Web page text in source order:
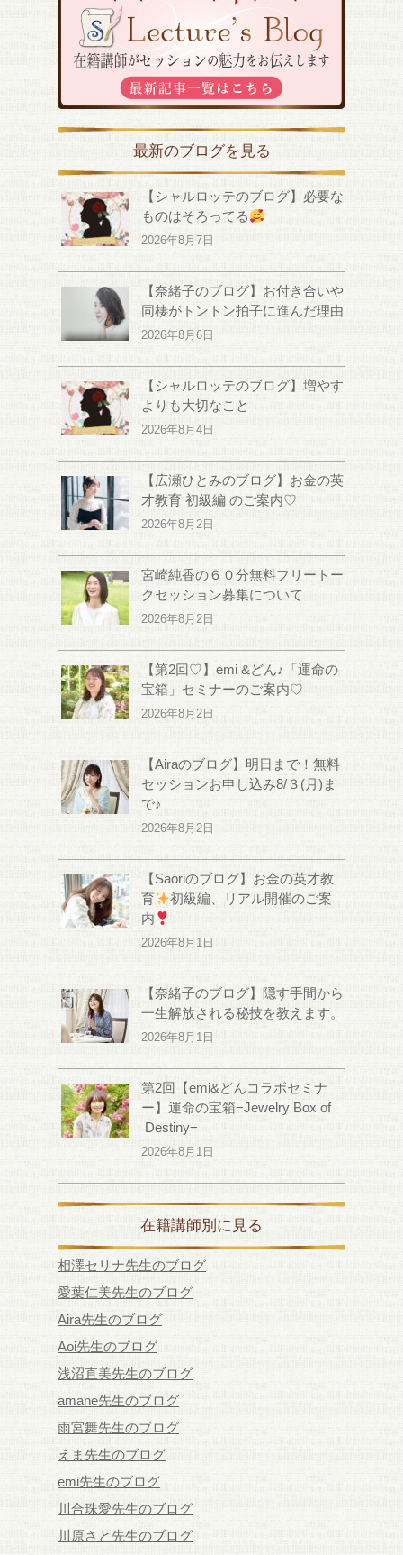
最新のブログを見る
【シャルロッテのブログ】必要な
ものはそろってる
2026年8月7日
【奈緒子のブログ】お付き合いや
同棲がトントン拍子に進んだ理由
2026年8月6日
【シャルロッテのブログ】増やす
よりも大切なこと
2026年8月4日
【広瀬ひとみのブログ】お金の英
才教育 初級編 のご案内♡
2026年8月2日
宮崎純香の６０分無料フリートー
クセッション募集について
2026年8月2日
【第2回♡】emi &どん♪「運命の
宝箱」セミナーのご案内♡
2026年8月2日
【Airaのブログ】明日まで！無料
セッションお申し込み8/３(月)ま
で♪
2026年8月2日
【Saoriのブログ】お金の英才教
育
初級編、リアル開催のご案
内
2026年8月1日
【奈緒子のブログ】隠す手間から
一生解放される秘技を教えます。
2026年8月1日
第2回【emi&どんコラボセミナ
ー】運命の宝箱−Jewelry Box of
Destiny−
2026年8月1日
在籍講師別に見る
相澤セリナ先生のブログ
愛葉仁美先生のブログ
Aira先生のブログ
Aoi先生のブログ
浅沼直美先生のブログ
amane先生のブログ
雨宮舞先生のブログ
えま先生のブログ
emi先生のブログ
川合珠愛先生のブログ
川原さと先生のブログ